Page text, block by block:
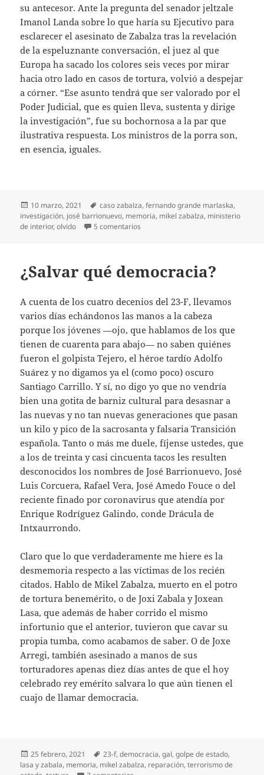
su antecesor. Ante la pregunta del senador jeltzale
Imanol Landa sobre lo que haría su Ejecutivo para
esclarecer el asesinato de Zabalza tras la revelación
de la espeluznante conversación, el juez al que
Europa ha sacado los colores seis veces por mirar
hacia otro lado en casos de tortura, volvió a despejar
a córner. “Ese asunto tendrá que ser valorado por el
Poder Judicial, que es quien lleva, sustenta y dirige
la investigación”, fue su bochornosa a la par que
ilustrativa respuesta. Los ministros de la porra son,
en esencia, iguales.
Publicado
el
10 marzo, 2021 Etiquetas
caso zabalza,fernando grande marlaska,
investigación, josé barrionuevo, memoria, mikel zabalza, ministerio
de interior,olvido 5 comentarios
¿Salvar qué democracia?
A cuenta de los cuatro decenios del 23-F, llevamos
varios días echándonos las manos a la cabeza
porque los jóvenes —ojo, que hablamos de los que
tienen de cuarenta para abajo— no saben quiénes
fueron el golpista Tejero, el héroe tardío Adolfo
Suárez y no digamos ya el (como poco) oscuro
Santiago Carrillo. Y sí, no digo yo que no vendría
bien una gotita de barniz cultural para desasnar a
las nuevas y no tan nuevas generaciones que pasan
un kilo y pico de la sacrosanta y falsaria Transición
española. Tanto o más me duele, fíjense ustedes, que
a los de treinta y casi cincuenta tacos les resulten
desconocidos los nombres de José Barrionuevo, José
Luis Corcuera, Rafael Vera, José Amedo Fouce o del
reciente finado por coronavirus que atendía por
Enrique Rodríguez Galindo, conde Drácula de
Intxaurrondo.
Claro que lo que verdaderamente me hiere es la
desmemoria respecto a las víctimas de los recién
citados. Hablo de Mikel Zabalza, muerto en el potro
de tortura benemérito, o de Joxi Zabala y Joxean
Lasa, que además de haber corrido el mismo
infortunio que el anterior, tuvieron que cavar su
propia tumba, como acabamos de saber. O de Joxe
Arregi, también asesinado a manos de sus
torturadores apenas diez días antes de que el hoy
celebrado rey emérito salvara lo que aún tienen el
cuajo de llamar democracia.
Publicado
el
25 febrero, 2021 Etiquetas
23-f,democracia,gal,golpe de estado,
lasa y zabala, memoria, mikel zabalza, reparación,terrorismo de